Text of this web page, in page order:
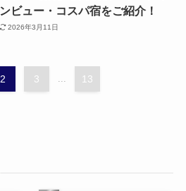
ンビュー・コスパ宿をご紹介！
2026年3月11日
2 3 ... 13